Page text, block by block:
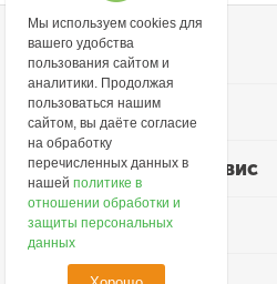
Моя учетная запись
Информация
Покупательский сервис
Контакты
Мы используем cookies для
вашего удобства
пользования сайтом и
аналитики. Продолжая
пользоваться нашим
сайтом, вы даёте согласие
на обработку
перечисленных данных в
нашейполитике в
отношении обработки и
защиты персональных
данных